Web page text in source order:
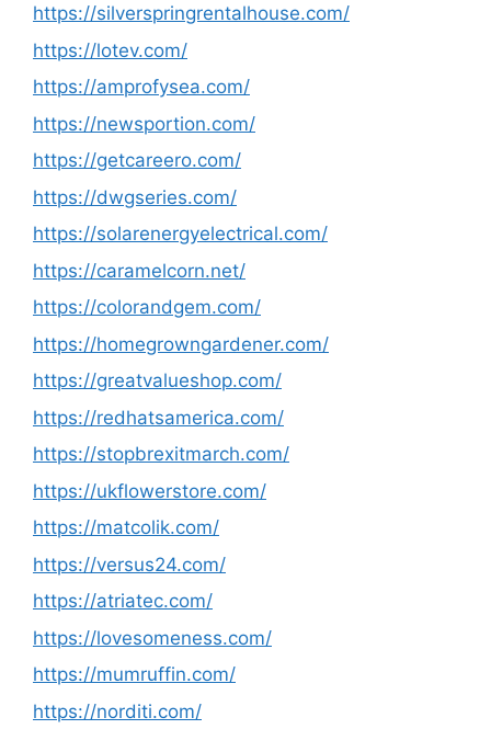
https://silverspringrentalhouse.com/
https://lotev.com/
https://amprofysea.com/
https://newsportion.com/
https://getcareero.com/
https://dwgseries.com/
https://solarenergyelectrical.com/
https://caramelcorn.net/
https://colorandgem.com/
https://homegrowngardener.com/
https://greatvalueshop.com/
https://redhatsamerica.com/
https://stopbrexitmarch.com/
https://ukflowerstore.com/
https://matcolik.com/
https://versus24.com/
https://atriatec.com/
https://lovesomeness.com/
https://mumruffin.com/
https://norditi.com/